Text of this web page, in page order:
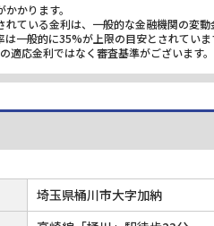
かります。
ている金利は、一般的な金融機関の変動
一般的に35%が上限の目安とされていま
適応金利ではなく審査基準がございます。
埼玉県桶川市大字加納